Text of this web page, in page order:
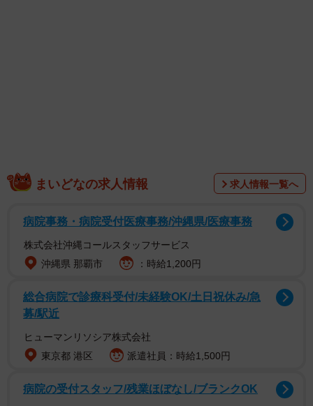
▽作り方
500mlの水に砂糖20g、塩1．5gを加えるだけで完成。
※ 自作の経口補水液は、雑菌が繁殖するおそれがあるの
で、その日のうちに飲み切るのが良いそう。
まいどなの求人情報 求人情報一覧へ
病院事務・病院受付医療事務/沖縄県/医療事務
株式会社沖縄コールスタッフサービス
沖縄県 那覇市
：時給1,200円
総合病院で診療科受付/未経験OK/土日祝休み/急
募/駅近
ヒューマンリソシア株式会社
東京都 港区
派遣社員：時給1,500円
病院の受付スタッフ/残業ほぼなし/ブランクOK